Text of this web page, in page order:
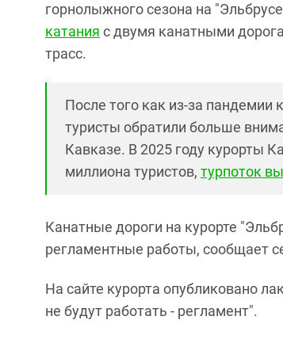
горнолыжного сезона на
катания с двумя канатными
трасс.
После того как из-за пандемии
туристы обратили больше
Кавказе. В 2025 году курорты
миллиона туристов, турпоток
Канатные дороги на курорте
регламентные работы, сообщает
На сайте курорта опубликовано
не будут работать - регламент".